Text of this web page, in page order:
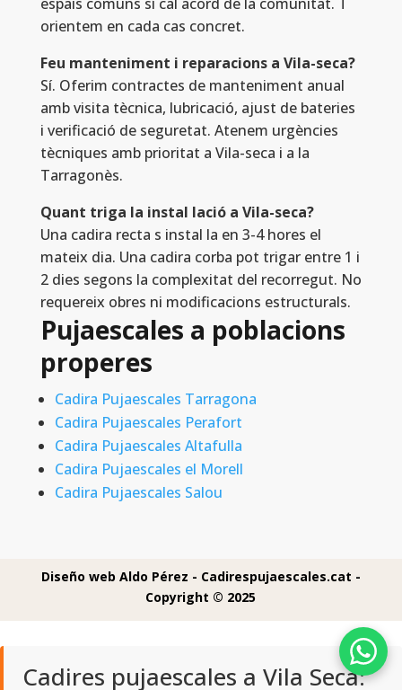
orientem en cada cas concret.
Feu manteniment i reparacions a Vila-seca?
Sí. Oferim contractes de manteniment anual
amb visita tècnica, lubricació, ajust de bateries
i verificació de seguretat. Atenem urgències
tècniques amb prioritat a Vila-seca i a la
Tarragonès.
Quant triga la instal lació a Vila-seca?
Una cadira recta s instal la en 3-4 hores el
mateix dia. Una cadira corba pot trigar entre 1 i
2 dies segons la complexitat del recorregut. No
requereix obres ni modificacions estructurals.
Pujaescales a poblacions
properes
Cadira Pujaescales Tarragona
Cadira Pujaescales Perafort
Cadira Pujaescales Altafulla
Cadira Pujaescales el Morell
Cadira Pujaescales Salou
Diseño web Aldo Pérez - Cadirespujaescales.cat -
Copyright © 2025
Cadires pujaescales a Vila Seca: